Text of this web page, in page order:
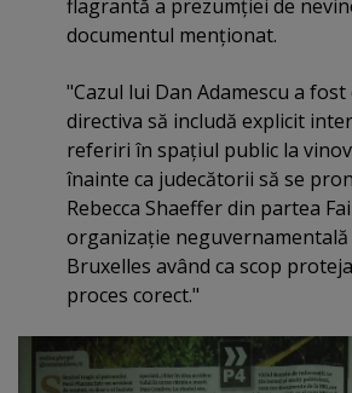
flagrantă a prezumţiei de
documentul menţionat.
"Cazul lui Dan Adamescu a
directiva să includă explicit
referiri în spaţiul public la
înainte ca judecătorii să se
Rebecca Shaeffer din partea
organizaţie neguvernamentală
Bruxelles având ca scop
proces corect."